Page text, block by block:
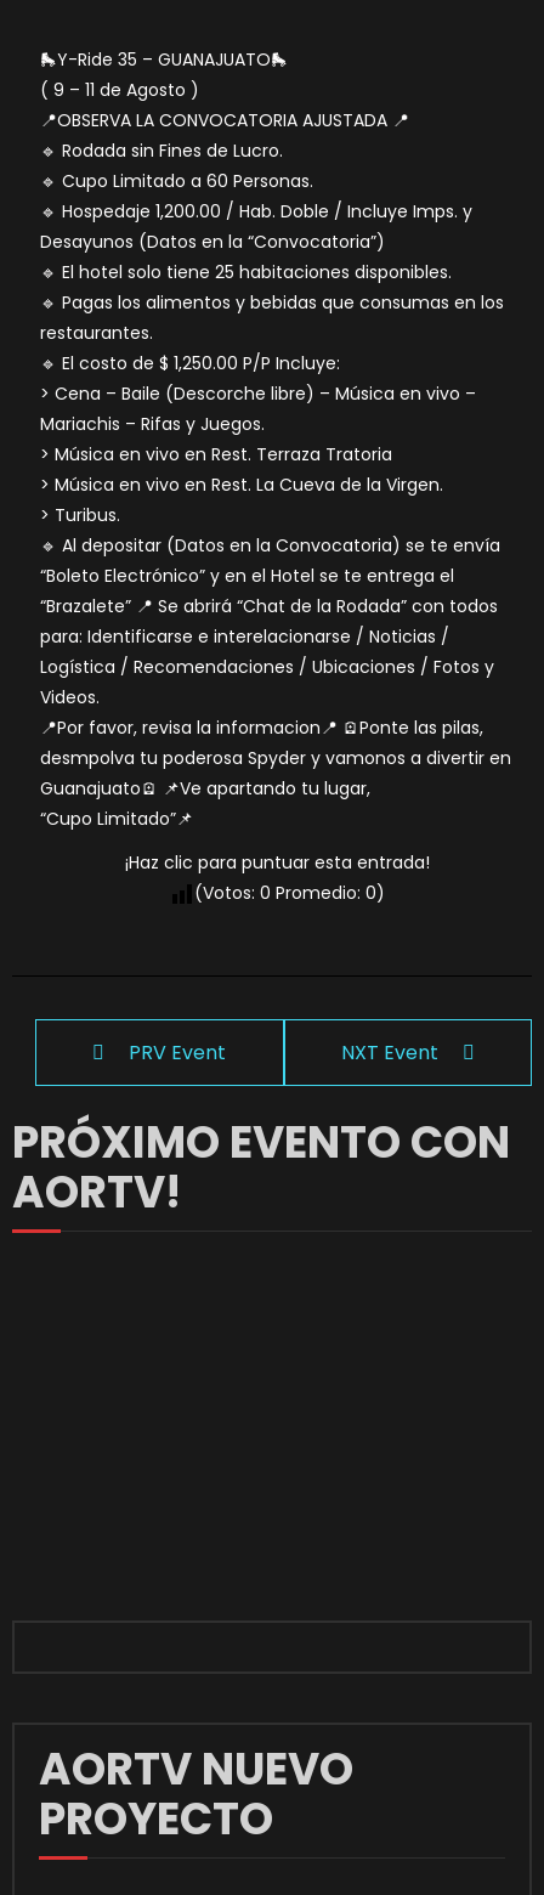
🛼Y-Ride 35 – GUANAJUATO🛼
( 9 – 11 de Agosto )
📍OBSERVA LA CONVOCATORIA AJUSTADA 📍
🔹 Rodada sin Fines de Lucro.
🔹 Cupo Limitado a 60 Personas.
🔹 Hospedaje 1,200.00 / Hab. Doble / Incluye Imps. y
Desayunos (Datos en la “Convocatoria”)
🔹 El hotel solo tiene 25 habitaciones disponibles.
🔹 Pagas los alimentos y bebidas que consumas en los
restaurantes.
🔹 El costo de $ 1,250.00 P/P Incluye:
> Cena – Baile (Descorche libre) – Música en vivo –
Mariachis – Rifas y Juegos.
> Música en vivo en Rest. Terraza Tratoria
> Música en vivo en Rest. La Cueva de la Virgen.
> Turibus.
🔹 Al depositar (Datos en la Convocatoria) se te envía
“Boleto Electrónico” y en el Hotel se te entrega el
“Brazalete” 📍 Se abrirá “Chat de la Rodada” con todos
para: Identificarse e interelacionarse / Noticias /
Logística / Recomendaciones / Ubicaciones / Fotos y
Videos.
📍Por favor, revisa la informacion📍 🪫Ponte las pilas,
desmpolva tu poderosa Spyder y vamonos a divertir en
Guanajuato🪫 📌Ve apartando tu lugar,
“Cupo Limitado”📌
¡Haz clic para puntuar esta entrada!
(Votos: 0 Promedio: 0)
PRV Event NXT Event
PRÓXIMO EVENTO CON
AORTV!
AORTV NUEVO
PROYECTO